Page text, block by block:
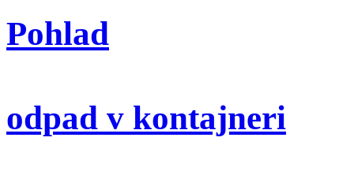
Pohlad
odpad v kontajneri